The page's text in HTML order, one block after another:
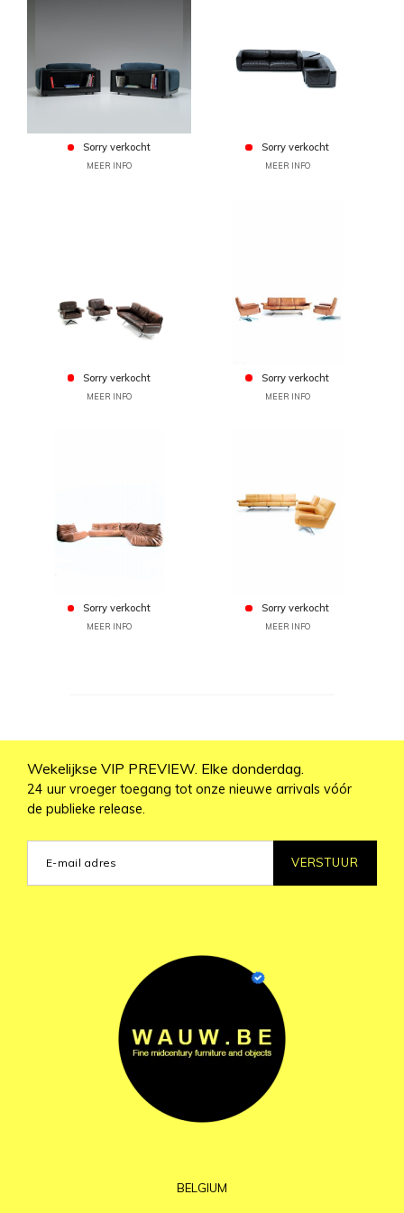
Sorry verkocht
MEER INFO
Sorry verkocht
MEER INFO
Sorry verkocht
MEER INFO
Sorry verkocht
MEER INFO
Sorry verkocht
MEER INFO
Sorry verkocht
MEER INFO
Wekelijkse VIP PREVIEW. Elke donderdag.
24 uur vroeger toegang tot onze nieuwe arrivals vóór
de publieke release.
VERSTUUR
BELGIUM